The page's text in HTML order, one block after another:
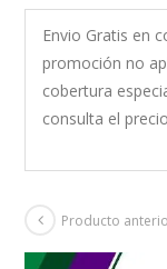
Envio Gratis en
promoción no
cobertura
consulta el
Producto